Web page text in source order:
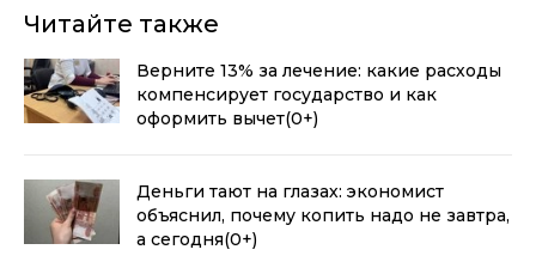
Читайте также
Верните 13% за лечение: какие расходы
компенсирует государство и как
оформить вычет(0+)
Деньги тают на глазах: экономист
объяснил, почему копить надо не завтра,
а сегодня(0+)